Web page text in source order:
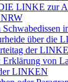
LINKE zur
über die
der
von
LINKEN